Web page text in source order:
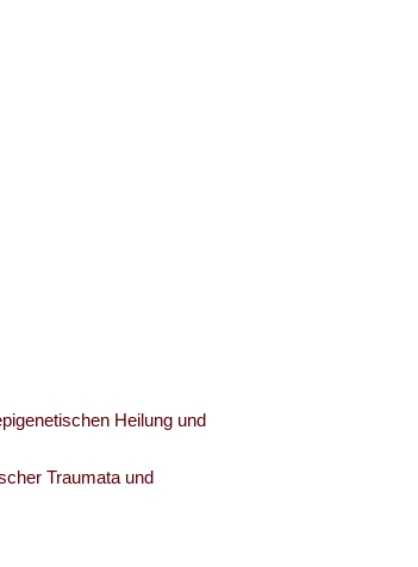
Heilung und
Traumata und